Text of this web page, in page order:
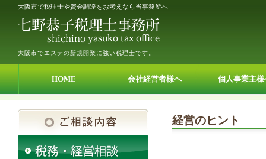
大阪市で税理士や資金調達をお考えなら当事務所へ
大阪市でエステの新規開業に強い税理士です。
HOME 会社経営者様へ 個人事業主様
経営のヒント